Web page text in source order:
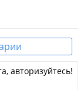
авторизуйтесь!